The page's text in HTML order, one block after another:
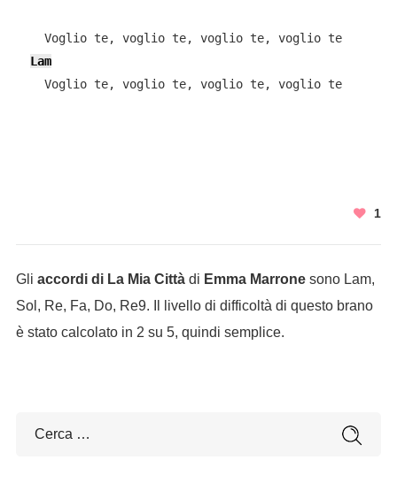
    Voglio te, voglio te, voglio te, voglio te
Lam
    Voglio te, voglio te, voglio te, voglio te
1
Gli accordi di La Mia Cittàdi Emma Marronesono Lam,
Sol, Re, Fa, Do, Re9. Il livello di difficoltà di questo brano
è stato calcolato in 2 su 5, quindi semplice.